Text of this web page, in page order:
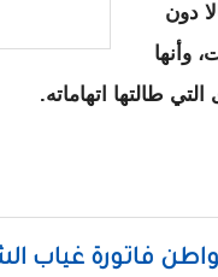
دون
وأنها
طالتها اتهاماته.
الرئيس النِيجيري
فاتورة غياب